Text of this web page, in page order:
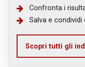
Confronta i
Salva e condividi
Scopri tutti gli